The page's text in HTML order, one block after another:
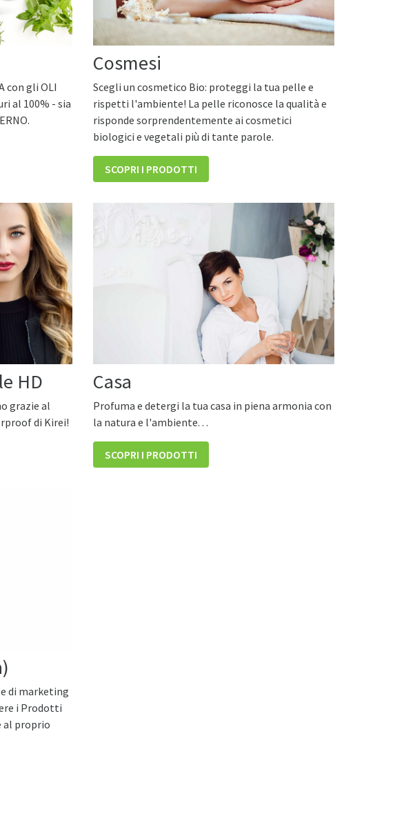
con gli OLI
al 100% - sia
Cosmesi
Scegli un cosmetico Bio: proteggi la tua pelle e
rispetti l'ambiente! La pelle riconosce la qualità e
risponde sorprendentemente ai cosmetici
biologici e vegetali più di tante parole.
SCOPRI I PRODOTTI
HD
grazie al
di Kirei!
Casa
Profuma e detergi la tua casa in piena armonia con
la natura e l'ambiente. . .
SCOPRI I PRODOTTI
di marketing
i Prodotti
al proprio